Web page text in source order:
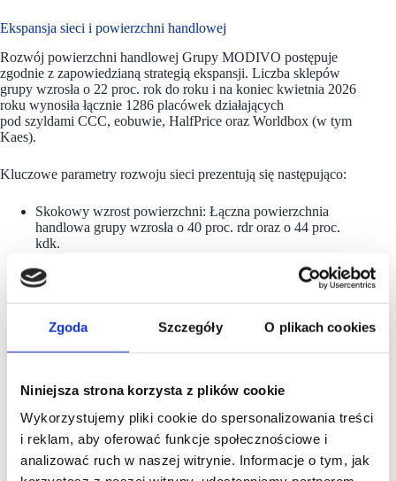
Zgoda Szczegóły O plikach cookies
Niniejsza strona korzysta z plików cookie
Wykorzystujemy pliki cookie do spersonalizowania treści
i reklam, aby oferować funkcje społecznościowe i
analizować ruch w naszej witrynie. Informacje o tym, jak
Ekspansja sieci i powierzchni handlowej
Rozwój powierzchni handlowej Grupy MODIVO postępuje
zgodnie z zapowiedzianą strategią ekspansji. Liczba sklepów
grupy wzrosła o 22 proc. rok do roku i na koniec kwietnia 2026
roku wynosiła łącznie 1286 placówek działających
pod szyldami CCC, eobuwie, HalfPrice oraz Worldbox (w tym
Kaes).
Kluczowe parametry rozwoju sieci prezentują się następująco:
Skokowy wzrost powierzchni: Łączna powierzchnia
handlowa grupy wzrosła o 40 proc. rdr oraz o 44 proc.
kdk.
handlowa flagowego CCC wzrosła o 9 proc. rdr,
eobuwie odnotowało wzrost o 21 proc. rdr, natomiast
największą dynamiką wykazał się segment HalfPrice,
którego powierzchnia urosła aż o 54 proc. rdr.
Wyhamowanie projektu Worldbox: Zarząd zdecydował
o obniżeniu liczby planowanych otwarć Worldbox
planu – ograniczenie to potrwa do czasu pełnego
potwierdzenia założeń biznesowych. Ewentualne nowe
otwarcia będą realizowane wyłącznie jako sklepy „pod
klucz”, z czynszem powiązanym z obrotem i klauzulą
CAP OCR, co gwarantuje bardzo dobre warunki najmu.
Jednocześnie całkowicie wstrzymano rozwój Worldbox